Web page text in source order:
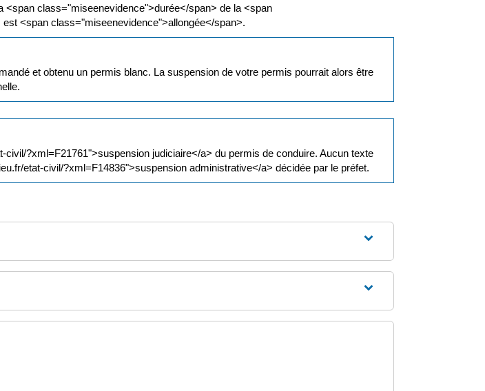
class="miseenevidence">durée</span> de la <span
<span class="miseenevidence">allongée</span>.
et obtenu un permis blanc. La suspension de votre permis pourrait alors être
?xml=F21761">suspension judiciaire</a> du permis de conduire. Aucun texte
etat-civil/?xml=F14836">suspension administrative</a> décidée par le préfet.